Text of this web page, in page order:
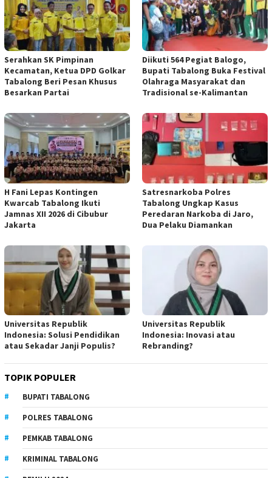
Serahkan SK Pimpinan
Kecamatan, Ketua DPD Golkar
Tabalong Beri Pesan Khusus
Besarkan Partai
Diikuti 564 Pegiat Balogo,
Bupati Tabalong Buka Festival
Olahraga Masyarakat dan
Tradisional se-Kalimantan
H Fani Lepas Kontingen
Kwarcab Tabalong Ikuti
Jamnas XII 2026 di Cibubur
Jakarta
Satresnarkoba Polres
Tabalong Ungkap Kasus
Peredaran Narkoba di Jaro,
Dua Pelaku Diamankan
Universitas Republik
Indonesia: Solusi Pendidikan
atau Sekadar Janji Populis?
Universitas Republik
Indonesia: Inovasi atau
Rebranding?
TOPIK POPULER
BUPATI TABALONG
POLRES TABALONG
PEMKAB TABALONG
KRIMINAL TABALONG